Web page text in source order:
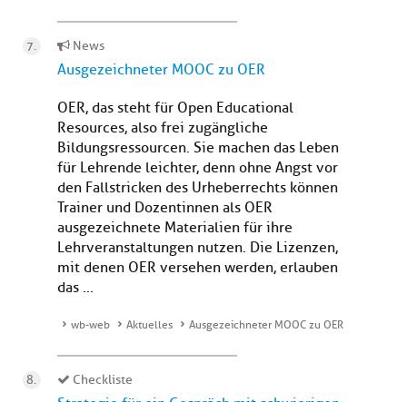
News
Ausgezeichneter MOOC zu OER
OER, das steht für Open Educational
Resources, also frei zugängliche
Bildungsressourcen. Sie machen das Leben
für Lehrende leichter, denn ohne Angst vor
den Fallstricken des Urheberrechts können
Trainer und Dozentinnen als OER
ausgezeichnete Materialien für ihre
Lehrveranstaltungen nutzen. Die Lizenzen,
mit denen OER versehen werden, erlauben
das ...
wb-web Aktuelles Ausgezeichneter MOOC zu OER
Checkliste